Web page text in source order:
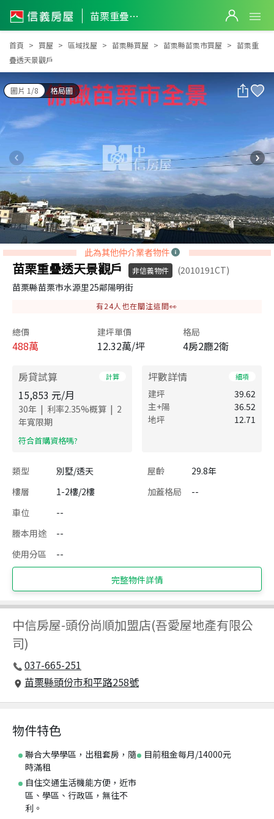
苗栗重疊透天景觀戶
苗栗重疊透天景觀戶
首頁 買屋 區域找屋 苗栗縣買屋 苗栗縣苗栗市買屋
苗栗重
疊透天景觀戶
圖片 1/8 格局圖
此為其他仲介業者物件
苗栗重疊透天景觀戶 非信義物件
(2010191CT)
苗栗縣苗栗市水源里25鄰陽明街
有24人也在關注這間👀
總價
488萬
建坪單價
12.32萬/坪
格局
4房2廳2衛
房貸試算 計算
15,853 元/月
30年 | 利率2.35%概算 | 2
年寬限期
​符合首購資格嗎?
坪數詳情 細項
建坪
39.62
主+陽
36.52
地坪
12.71
類型 別墅/透天 屋齡
29.8年
樓層
1-2樓/2樓 加蓋格局
--
車位
--
謄本用途
--
使用分區
--
完整物件詳情
中信房屋-頭份尚順加盟店(吾愛屋地產有限公
司)
037-665-251
苗栗縣頭份市和平路258號
物件特色
聯合大學學區，出租套房，隨
時滿租
目前租金每月/14000元
自住交通生活機能方便，近市
區、學區、行政區，無往不
利。